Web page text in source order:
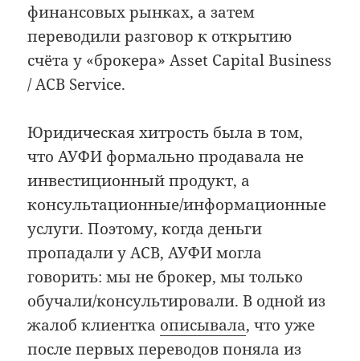
финансовых рынках, а затем
переводили разговор к открытию
счёта у «брокера» Asset Capital Business
/ ACB Service.
Юридическая хитрость была в том,
что АУФИ формально продавала не
инвестиционный продукт, а
консультационные/информационные
услуги. Поэтому, когда деньги
пропадали у ACB, АУФИ могла
говорить: мы не брокер, мы только
обучали/консультировали. В одной из
жалоб клиентка описывала, что уже
после первых переводов поняла из